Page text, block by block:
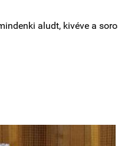
aludt, kivéve a